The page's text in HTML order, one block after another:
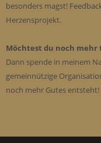
besonders magst!
Herzensprojekt.
Möchtest du noch mehr
Dann spende in meinem
gemeinnützige
noch mehr Gutes entsteht!